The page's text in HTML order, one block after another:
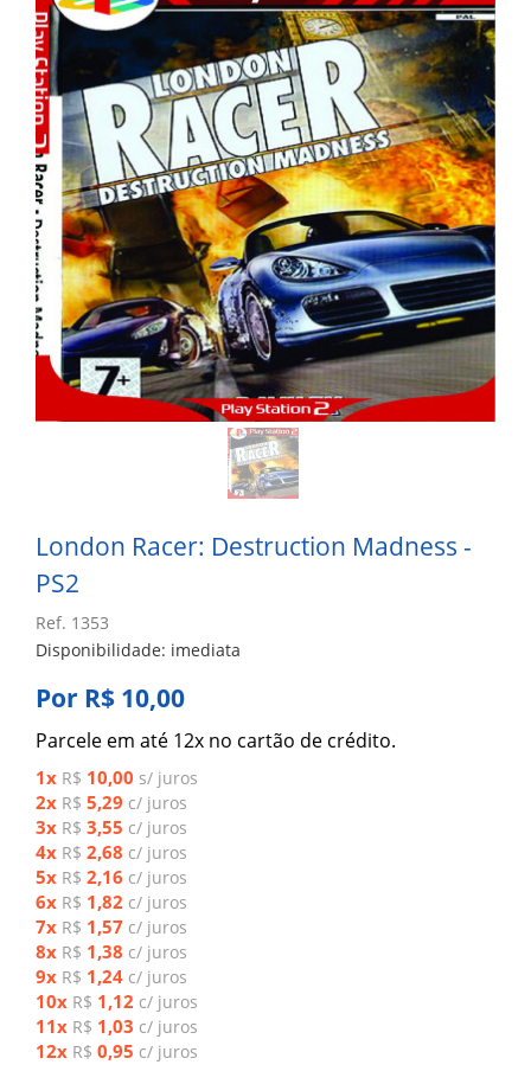
London Racer: Destruction Madness -
PS2
Ref. 1353
Disponibilidade: imediata
Por R$ 10,00
Parcele em até 12x no cartão de crédito.
1x R$ 10,00 s/ juros
2x R$ 5,29 c/ juros
3x R$ 3,55 c/ juros
4x R$ 2,68 c/ juros
5x R$ 2,16 c/ juros
6x R$ 1,82 c/ juros
7x R$ 1,57 c/ juros
8x R$ 1,38 c/ juros
9x R$ 1,24 c/ juros
10x R$ 1,12 c/ juros
11x R$ 1,03 c/ juros
12x R$ 0,95 c/ juros